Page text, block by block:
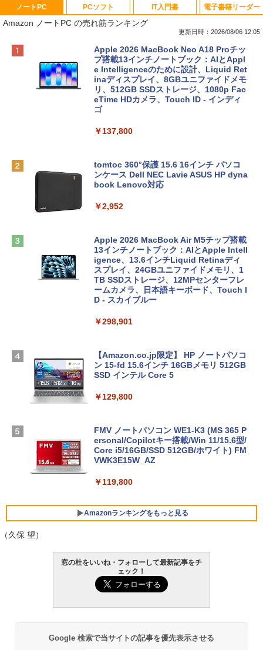
ノートPC
Amazon ノートPC の売れ筋ランキング
更新日時：2026/08/06 12:05
Apple 2026 MacBook Neo A18 Proチッ
プ搭載13インチノートブック：AIとAppl
e Intelligenceのために設計、Liquid Ret
inaディスプレイ、8GBユニファイドメモ
リ、512GB SSDストレージ、1080p Fac
eTime HDカメラ、Touch ID - インディ
ゴ
￥137,800
tomtoc 360°保護 15.6 16インチ パソコ
ンケース Dell NEC Lavie ASUS HP dyna
book Lenovo対応
￥2,952
Apple 2026 MacBook Air M5チップ搭載
13インチノートブック：AIとApple Intell
igence、13.6インチLiquid Retinaディ
スプレイ、24GBユニファイドメモリ、1
TB SSDストレージ、12MPセンターフレ
ームカメラ、日本語キーボード、Touch I
D - スカイブルー
￥298,901
【Amazon.co.jp限定】 HP ノートパソコ
ン 15-fd 15.6インチ 16GBメモリ 512GB
SSD インテル Core 5
￥129,800
FMV ノートパソコン WE1-K3 (MS 365 P
ersonal/Copilotキー搭載/Win 11/15.6型/
Core i5/16GB/SSD 512GB/ホワイト) FM
VWK3E15W_AZ
￥119,800
Amazonランキングをもっと見る
PCソフト
Xbox プリペイドカード 10,000円 デジタ
ルコード 【旧 Xbox ギフトカード】 [オ
ンラインコード]
Robloxギフトカード - 800 Robux 【限
IT入門書
生成AIパスポート公式テキスト 第４版
￥1,766
AIイラスト表現辞典: 思い通りの絵を引き
電子書籍リーダー
Amazon Kindle Paperwhite (16GB) 7イ
ンチディスプレイ、色調調節ライト、12
週間持続バッテリー、広告なし、ブラッ
ク
（久保 望）
窓の杜をいいね・フォローして最新記事をチ
ェック！
Google 検索で当サイトの記事を優先表示させる